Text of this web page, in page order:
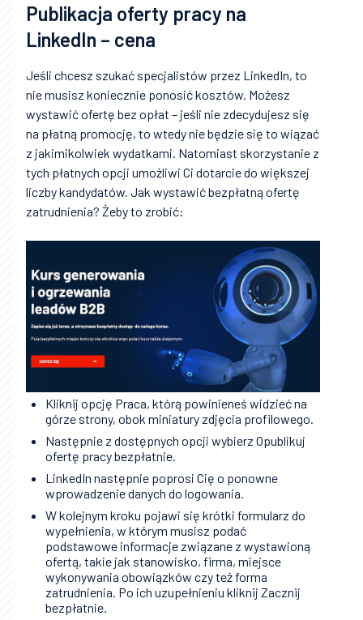
Publikacja oferty pracy na
LinkedIn – cena
Jeśli chcesz szukać specjalistów przez LinkedIn, to
nie musisz koniecznie ponosić kosztów. Możesz
wystawić ofertę bez opłat – jeśli nie zdecydujesz się
na płatną promocję, to wtedy nie będzie się to wiązać
z jakimikolwiek wydatkami. Natomiast skorzystanie z
tych płatnych opcji umożliwi Ci dotarcie do większej
liczby kandydatów. Jak wystawić bezpłatną ofertę
zatrudnienia? Żeby to zrobić:
Kliknij opcję Praca, którą powinieneś widzieć na
górze strony, obok miniatury zdjęcia profilowego.
Następnie z dostępnych opcji wybierz Opublikuj
ofertę pracy bezpłatnie.
LinkedIn następnie poprosi Cię o ponowne
wprowadzenie danych do logowania.
W kolejnym kroku pojawi się krótki formularz do
wypełnienia, w którym musisz podać
podstawowe informacje związane z wystawioną
ofertą, takie jak stanowisko, firma, miejsce
wykonywania obowiązków czy też forma
zatrudnienia. Po ich uzupełnieniu kliknij Zacznij
bezpłatnie.